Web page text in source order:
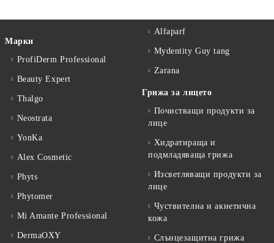
Марки
ProfiDerm Professional
Beauty Expert
Thalgo
Neostrata
YonKa
Alex Cosmetic
Phyts
Phytomer
Mi Amante Professional
DermaOXY
Alfaparf
Mydentity Guy tang
Zarana
Грижа за лицето
Почистващи продукти за
лице
Хидратираща и
подмладяваща грижа
Изсветляващи продукти за
лице
Чуствителна и акнетична
кожа
Слънцезащитна грижа